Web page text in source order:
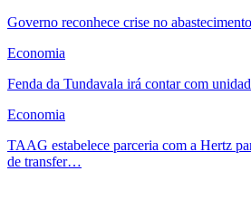
Governo reconhece crise no
Economia
Fenda da Tundavala irá contar com
Economia
TAAG estabelece parceria com a Hertz
de transfer…